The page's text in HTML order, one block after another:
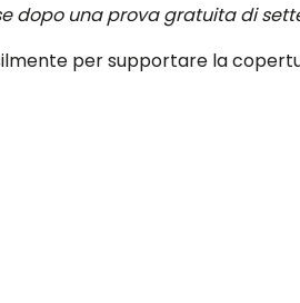
dopo una prova gratuita di
per supportare la